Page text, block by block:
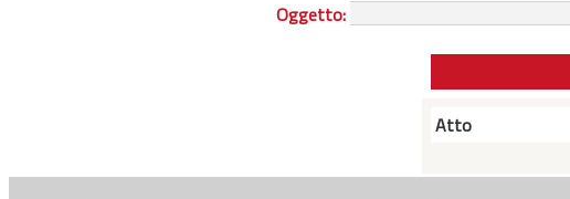
Oggetto:
Atto